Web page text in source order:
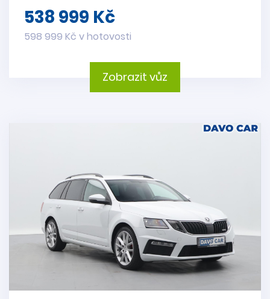
538 999 Kč
598 999 Kč v hotovosti
Zobrazit vůz